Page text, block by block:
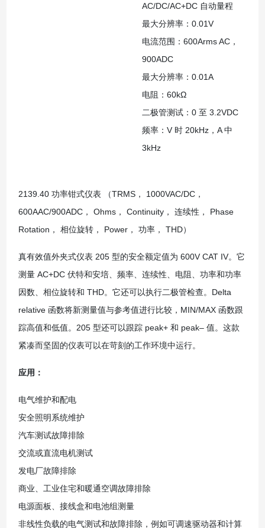
AC/DC/AC+DC 自动量程
最大分辨率：0.01V
电流范围：600Arms AC，
900ADC
最大分辨率：0.01A
电阻：60kΩ
二极管测试：0 至 3.2VDC
频率：V 时 20kHz，A 中
3kHz
2139.40 功率钳式仪表 （TRMS， 1000VAC/DC，
600AAC/900ADC， Ohms， Continuity， 连续性， Phase
Rotation， 相位旋转， Power， 功率， THD）
真有效值外夹式仪表 205 型的安全额定值为 600V CAT IV。它
测量 AC+DC 伏特和安培、频率、连续性、电阻、功率和功率
因数、相位旋转和 THD。它还可以执行二极管检查。Delta
relative 函数将新测量值与参考值进行比较，MIN/MAX 函数跟
踪高值和低值。205 型还可以跟踪 peak+ 和 peak– 值。这款
紧凑而坚固的仪表可以在苛刻的工作环境中运行。
应用：
电气维护和配电
安全照明系统维护
汽车测试故障排除
交流或直流电机测试
发电厂故障排除
商业、工业住宅和暖通空调故障排除
电源面板、接线盒和电池组测量
非线性负载的电气测试和故障排除，例如可调速驱动器和计算